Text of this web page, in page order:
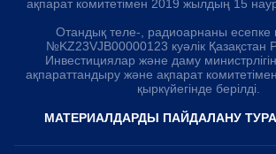
ақпарат комитетімен 2019 жылдың 15
Отандық теле-, радиоарнаны есепке
№KZ23VJB00000123 куәлік Қазақстан
Инвестициялар және даму
ақпараттандыру және ақпарат
қыркүйегінде берілді.
МАТЕРИАЛДАРДЫ ПАЙДАЛАНУ